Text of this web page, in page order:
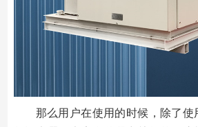
那么用户在使用的时候，除了使